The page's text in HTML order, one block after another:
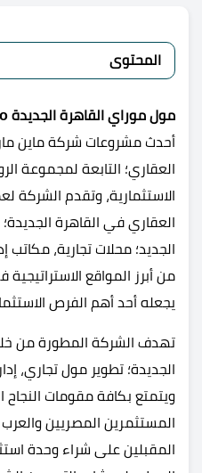
المحتوى
مول موراي القاهرة الجديدة
أحدث مشروعات شركة ماين
العقاري؛ التابعة لمجموعة
الاستثمارية، وتقدم الشركة
العقاري في القاهرة
الجديد؛ محلات تجارية، مكاتب
من أبرز المواقع
يجعله أحد أهم الفرص
تهدف الشركة المطورة من
الجديدة؛ تطوير مول تجاري،
ويتمتع بكافة مقومات النجاح
المستثمرين المصريين
المقبلين على شراء وحدة